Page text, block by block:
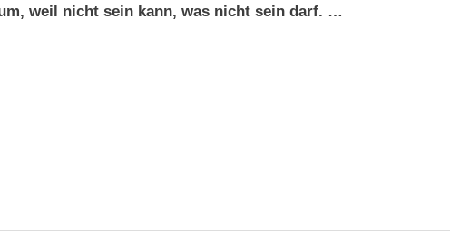
weil nicht sein kann, was nicht sein darf. …